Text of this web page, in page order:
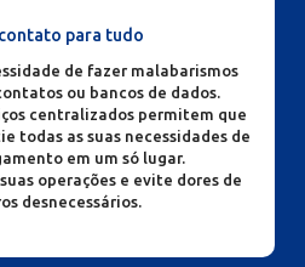
para tudo
de fazer malabarismos
ou bancos de dados.
centralizados permitem que
todas as suas necessidades de
em um só lugar.
operações e evite dores de
desnecessários.